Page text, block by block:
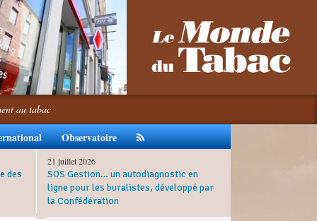
au tabac
Observatoire
des
21 juillet 2026
SOS Gestion… un autodiagnostic en
ligne pour les buralistes, développé par
la Confédération